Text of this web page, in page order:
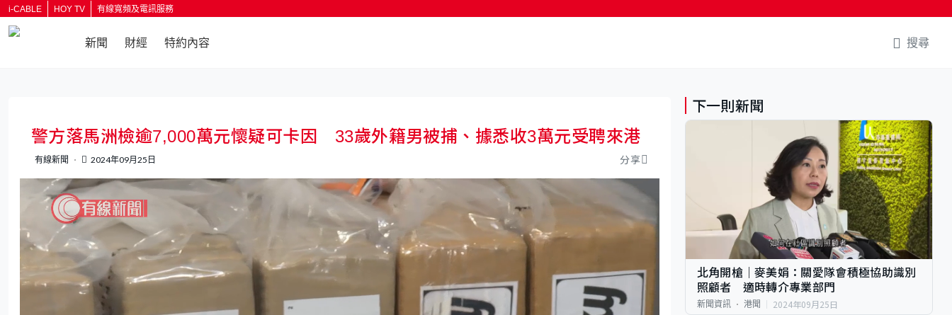
i-CABLE HOY TV 有線寬頻及電訊服務
新聞 財經 特約內容 搜尋
警方落馬洲檢逾7,000萬元懷疑可卡因 33歲外籍男被捕、據悉收3萬元受聘來港
有線新聞 2024年09月25日 分享
下一則新聞
北角開槍｜麥美娟：關愛隊會積極協助識別
照顧者 適時轉介專業部門
新聞資訊 港聞 2024年09月25日